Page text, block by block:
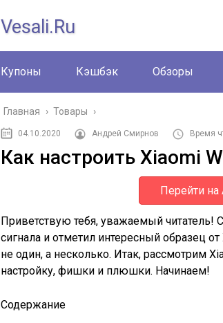
Vesali.ru
Купоны Кэшбэк Обзоры
Главная › Товары ›
04.10.2020 Андрей Смирнов Время
Как настроить Xiaomi
Перейти на
Приветствую тебя, уважаемый читатель!
сигнала и отметил интересный образец
не один, а несколько. Итак, рассмотрим
настройку, фишки и плюшки. Начинаем!
Содержание